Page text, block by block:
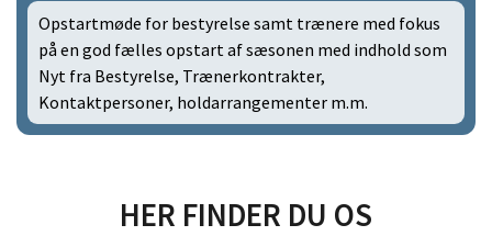
Opstartmøde for bestyrelse samt trænere med fokus
på en god fælles opstart af sæsonen med indhold som
Nyt fra Bestyrelse, Trænerkontrakter,
Kontaktpersoner, holdarrangementer m.m.
HER FINDER DU OS